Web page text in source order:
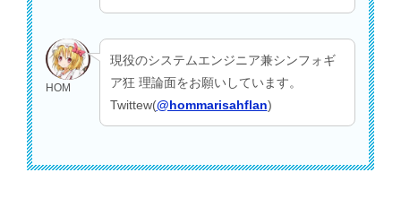
HOM
現役のシステムエンジニア兼シンフォギ
ア狂 理論面をお願いしています。
Twittew(@hommarisahflan)